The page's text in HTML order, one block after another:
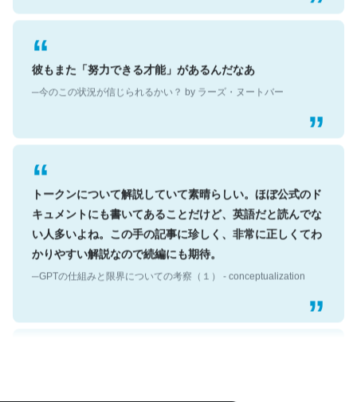
彼もまた「努力できる才能」があるんだなあ
トークンについて解説していて素晴らしい。ほぼ公式のド
キュメントにも書いてあることだけど、英語だと読んでな
い人多いよね。この手の記事に珍しく、非常に正しくてわ
かりやすい解説なので続編にも期待。